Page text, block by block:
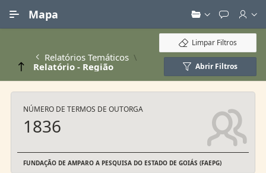
Mapa
Relatórios Temáticos
Relatório - Região
Limpar Filtros
Abrir Filtros
NÚMERO DE TERMOS DE OUTORGA
1836
FUNDAÇÃO DE AMPARO A PESQUISA DO ESTADO DE GOIÁS (FAEPG)